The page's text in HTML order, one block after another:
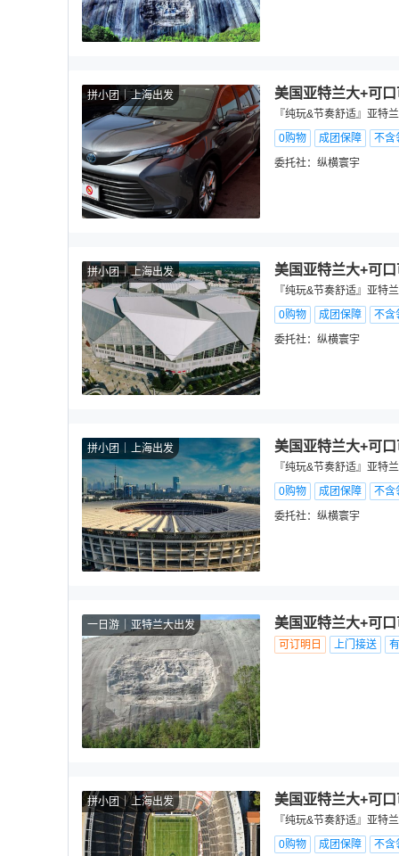
拼小团 上海出发 美国亚特兰大+可
『纯玩&节奏舒适』亚特
0购物
成团保障
不含
委托社： 纵横寰宇
拼小团 上海出发 美国亚特兰大+可
『纯玩&节奏舒适』亚特
0购物
成团保障
不含
委托社： 纵横寰宇
拼小团 上海出发 美国亚特兰大+可
『纯玩&节奏舒适』亚特
0购物
成团保障
不含
委托社： 纵横寰宇
一日游 亚特兰大出发 美国亚特兰大+可
可订明日 上门接送
拼小团 上海出发 美国亚特兰大+可
『纯玩&节奏舒适』亚特
0购物
成团保障
不含